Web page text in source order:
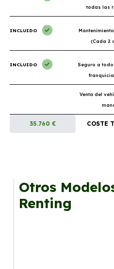
todas las
INCLUIDO
(Cada 2
INCLUIDO
Seguro a
Venta del
35.760 € COSTE
Otros
Renting